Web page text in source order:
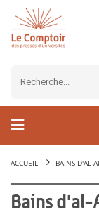
ACCUEIL BAINS D'AL-
Bains d'al-